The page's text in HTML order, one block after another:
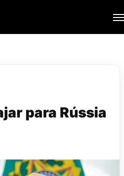
para Rússia